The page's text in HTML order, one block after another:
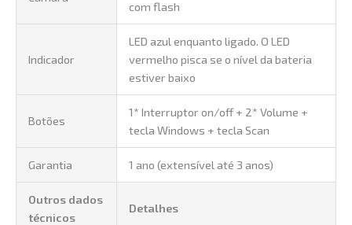
com flash
Indicador
LED azul enquanto ligado. O LED
vermelho pisca se o nível da bateria
estiver baixo
Botões
1* Interruptor on/off + 2* Volume +
tecla Windows + tecla Scan
Garantia 1 ano (extensível até 3 anos)
Outros dados
técnicos
Detalhes